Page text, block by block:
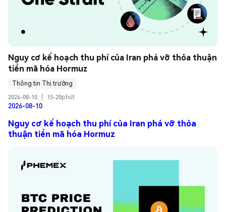
Nguy cơ kế hoạch thu phí của Iran phá vỡ thỏa thuận
tiền mã hóa Hormuz
Thông tin Thị trường
2026-08-10
15-20phút
2026-08-10
Nguy cơ kế hoạch thu phí của Iran phá vỡ thỏa
thuận tiền mã hóa Hormuz